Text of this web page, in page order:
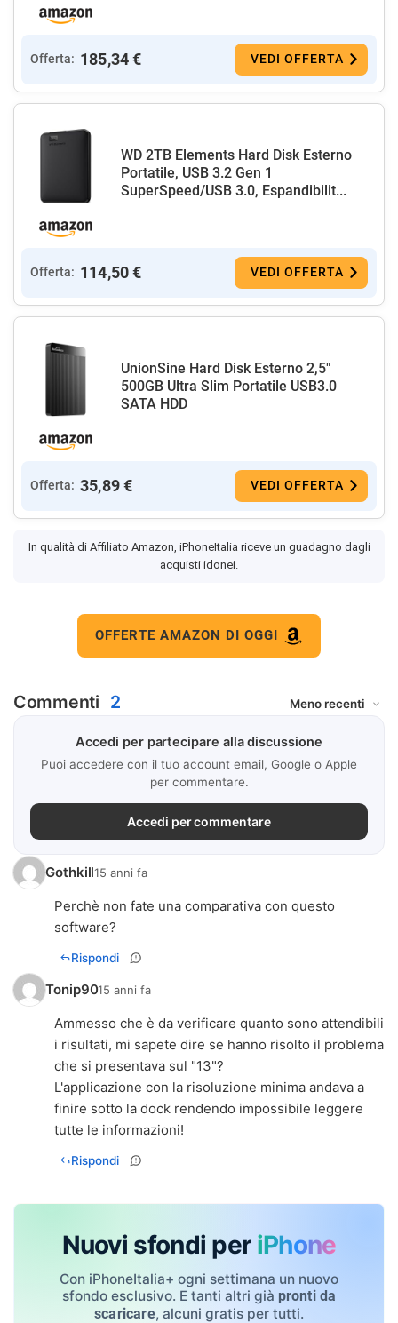
Offerta: 185,34 € VEDI OFFERTA
WD 2TB Elements Hard Disk Esterno
Portatile, USB 3.2 Gen 1
SuperSpeed/USB 3.0, Espandibilit...
Offerta: 114,50 € VEDI OFFERTA
UnionSine Hard Disk Esterno 2,5"
500GB Ultra Slim Portatile USB3.0
SATA HDD
Offerta: 35,89 € VEDI OFFERTA
In qualità di Affiliato Amazon, iPhoneItalia riceve un guadagno dagli
acquisti idonei.
OFFERTE AMAZON DI OGGI
Commenti 2
Accedi per partecipare alla discussione
Puoi accedere con il tuo account email, Google o Apple
per commentare.
Accedi per commentare
Gothkill15 anni fa
Perchè non fate una comparativa con questo
software?
Rispondi
Tonip9015 anni fa
Ammesso che è da verificare quanto sono attendibili
i risultati, mi sapete dire se hanno risolto il problema
che si presentava sul "13"?
L'applicazione con la risoluzione minima andava a
finire sotto la dock rendendo impossibile leggere
tutte le informazioni!
Rispondi
Nuovi sfondi per iPhone
Con iPhoneItalia+ ogni settimana un nuovo
sfondo esclusivo. E tanti altri già pronti da
scaricare, alcuni gratis per tutti.